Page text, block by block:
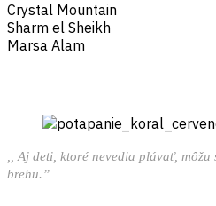
Crystal Mountain
Sharm el Sheikh
Marsa Alam
,, Aj deti, ktoré nevedia plávať,
brehu.”